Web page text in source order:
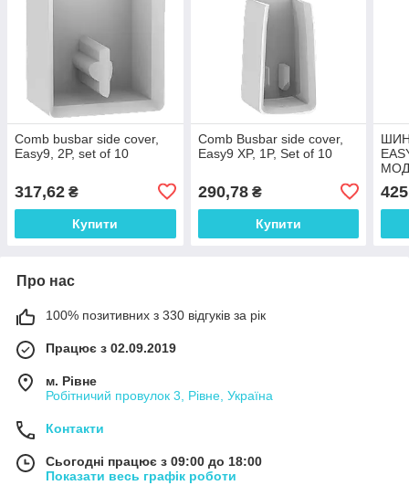
Comb busbar side cover,
Easy9, 2P, set of 10
317,62 ₴
Купити
Comb Busbar side cover,
Easy9 XP, 1P, Set of 10
290,78₴
Купити
Про нас
100% позитивних з 330 відгуків за рік
Працює з 02.09.2019
м. Рівне
Робітничий провулок 3, Рівне, Україна
Контакти
Сьогодні працює з 09:00 до 18:00
Показати весь графік роботи